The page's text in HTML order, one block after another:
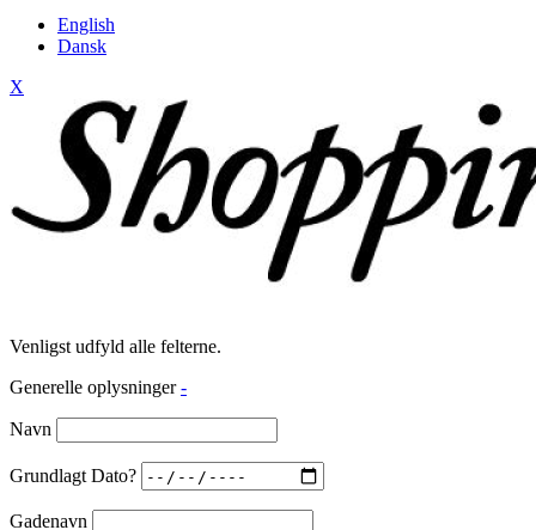
English
Dansk
X
Venligst udfyld alle felterne.
Generelle oplysninger -
Navn
Grundlagt Dato?
Gadenavn